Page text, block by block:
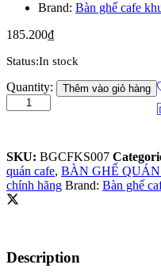
Brand: Bàn ghế cafe
185.200₫
Status:In stock
Nơi
ghế
chính
hãng,
chất
lượng,
quantity
Quantity: Thêm vào giỏ hàng
SKU: BGCFKS007
quán cafe, BÀN GHẾ
chính hãng Brand: Bàn ghế
Description